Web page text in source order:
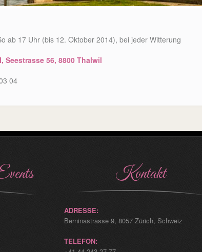
ab 17 Uhr (bis 12. Oktober 2014), bei jeder Witterung
Seestrasse 56, 8800 Thalwil
04
Kontakt
ADRESSE:
Berninastrasse 9, 8057 Zürich, Schweiz
TELEFON: